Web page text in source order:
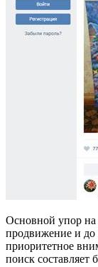
Основной упор на
продвижение и до
приоритетное
поиск составляет